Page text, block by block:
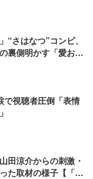
さはなつ”コンビ、
裏側明かす「愛おし
で視聴者圧倒「表情
田涼介からの刺激・
た取材の様子【「ビ